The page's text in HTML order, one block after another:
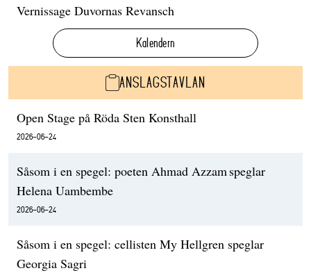
Vernissage Duvornas Revansch
Kalendern
ANSLAGSTAVLAN
Open Stage på Röda Sten Konsthall
2026-06-24
Såsom i en spegel: poeten Ahmad Azzam speglar
Helena Uambembe
2026-06-24
Såsom i en spegel: cellisten My Hellgren speglar
Georgia Sagri